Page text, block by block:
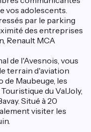
vos adolescents.
par le parking
des entreprises
Renault MCA
de l'Avesnois, vous
terrain d'aviation
de Maubeuge, les
du ValJoly,
Situé à 20
visiter les